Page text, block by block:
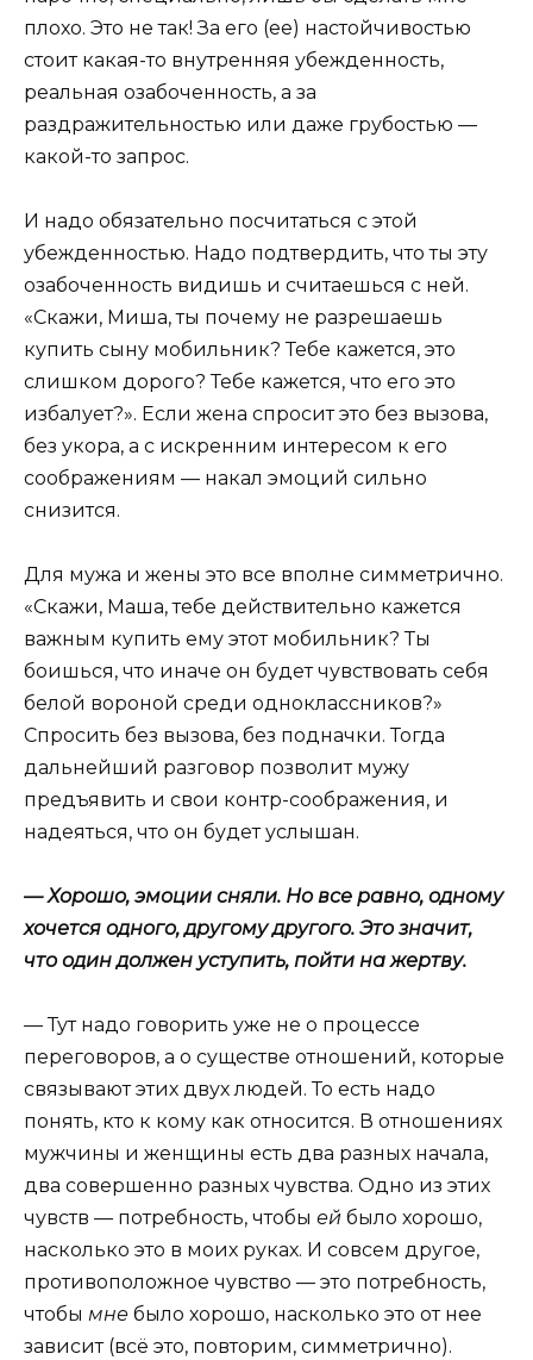
плохо. Это не так! За его (ее) настойчивостью
стоит какая-то внутренняя убежденность,
реальная озабоченность, а за
раздражительностью или даже грубостью —
какой-то запрос.
И надо обязательно посчитаться с этой
убежденностью. Надо подтвердить, что ты эту
озабоченность видишь и считаешься с ней.
«Скажи, Миша, ты почему не разрешаешь
купить сыну мобильник? Тебе кажется, это
слишком дорого? Тебе кажется, что его это
избалует?». Если жена спросит это без вызова,
без укора, а с искренним интересом к его
соображениям — накал эмоций сильно
снизится.
Для мужа и жены это все вполне симметрично.
«Скажи, Маша, тебе действительно кажется
важным купить ему этот мобильник? Ты
боишься, что иначе он будет чувствовать себя
белой вороной среди одноклассников?»
Спросить без вызова, без подначки. Тогда
дальнейший разговор позволит мужу
предъявить и свои контр-соображения, и
надеяться, что он будет услышан.
— Хорошо, эмоции сняли. Но все равно, одному
хочется одного, другому другого. Это значит,
что один должен уступить, пойти на жертву.
— Тут надо говорить уже не о процессе
переговоров, а о существе отношений, которые
связывают этих двух людей. То есть надо
понять, кто к кому как относится. В отношениях
мужчины и женщины есть два разных начала,
два совершенно разных чувства. Одно из этих
чувств — потребность, чтобы ей было хорошо,
насколько это в моих руках. И совсем другое,
противоположное чувство — это потребность,
чтобы мне было хорошо, насколько это от нее
зависит (всё это, повторим, симметрично).